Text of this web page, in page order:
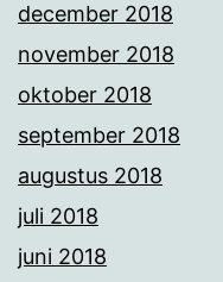
december 2018
november 2018
oktober 2018
september 2018
augustus 2018
juli 2018
juni 2018